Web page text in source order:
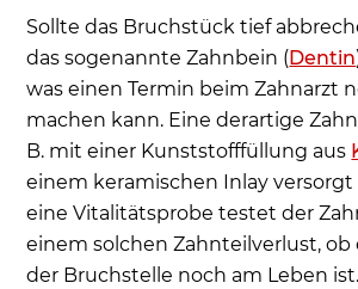
Sollte das Bruchstück tief
das sogenannte Zahnbein ( Dentin
was einen Termin beim Zahnarzt
machen kann. Eine derartige
B. mit einer Kunststofffüllung aus
einem keramischen Inlay
eine Vitalitätsprobe testet der
einem solchen Zahnteilverlust, ob
der Bruchstelle noch am Leben ist.